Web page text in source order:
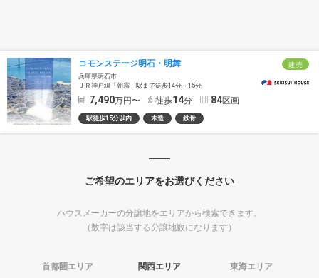
建 売
コモンステージ明石・明舞
兵庫県明石市
ＪＲ神戸線「朝霧」駅まで徒歩14分～15分
7,490万円〜 徒歩14分 84区画
駅徒歩15分以内 木造 鉄骨
ご希望のエリアをお選びください
ハウスメーカーの分譲地をエリアから検索できます。
（数字は該当する分譲地数になります）
首都圏エリア 関西エリア 東海エリア